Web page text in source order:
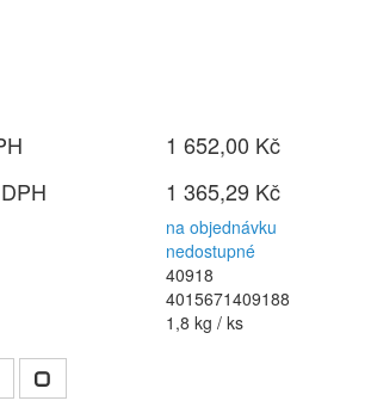
1 652,00 Kč
1 365,29 Kč
na objednávku
nedostupné
40918
4015671409188
1,8 kg / ks